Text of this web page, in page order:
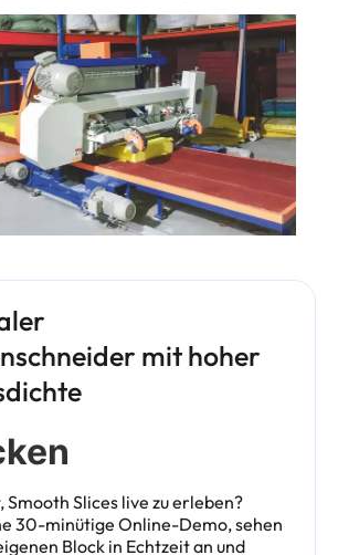
mit hoher
Smooth Slices live zu erleben?
30-minütige Online-Demo, sehen
Block in Echtzeit an und